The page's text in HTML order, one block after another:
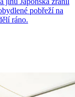
pobřeží na
ráno.